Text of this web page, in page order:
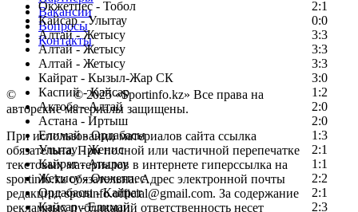
Окжетпес - Тобол
2:1
Кайсар - Улытау
0:0
Алтай - Жетысу
3:3
Алтай - Жетысу
3:3
Алтай - Жетысу
3:3
Кайрат - Кызыл-Жар СК
3:0
Каспий - Кайсар
1:2
Актобе - Алтай
2:0
Астана - Иртыш
2:0
Елимай - Ордабасы
1:3
Улытау - Женис
2:1
Кайрат - Атырау
1:1
Жетысу - Окжетпес
2:2
Ордабасы - Кайрат
2:1
Кайсар - Елимай
2:3
Вакансии
Вопросы
Контакты
© Copyright© 2025 «Sportinfo.kz» Все права на
авторские материалы защищены.
При использовании материалов сайта ссылка
обязательна. При полной или частичной перепечатке
текстовых материалов в интернете гиперссылка на
sportinfo.kz обязательна. Адрес электронной почты
редакции: sportinfo.official@gmail.com. За содержание
рекламных публикаций ответственность несет